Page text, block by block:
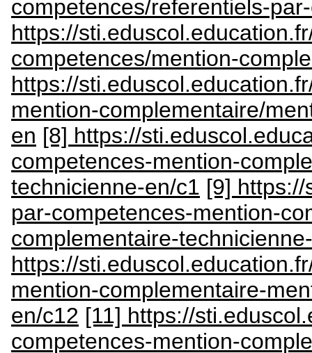
competences/referentiels-
https://
competences/mention-
https://
mention-complementaire/
en [8] https://
competences-mention-
technicienne-en/c1 [9]
par-competences-mention-
complementaire-
https://
mention-complementaire-
en/c12 [11] https://
competences-mention-